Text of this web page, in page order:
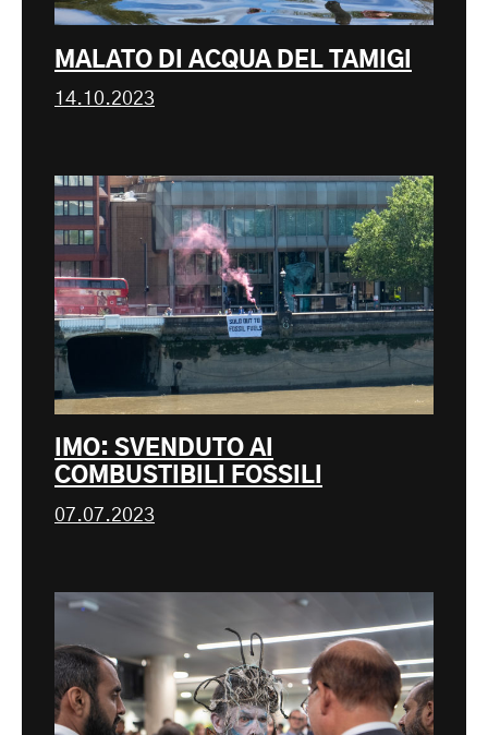
MALATO DI ACQUA DEL TAMIGI
14.10.2023
IMO: SVENDUTO AI
COMBUSTIBILI FOSSILI
07.07.2023